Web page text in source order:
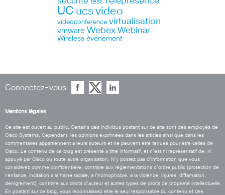
test
UC ucs video
videoconference virtualisation
vmware Webex Webinar
Wireless événement
Connectez-vous
Mentions légales
Ce site est ouvert au public. Certains des individus postant sur ce site sont des employés de
Cisco Systems. Cependant, les opinions exprimées dans les articles ainsi que dans les
commentaires appartiennent a leurs auteurs et ne peuvent etre tenues pour etre celles de
Cisco. Le contenu de ce blog est présenté a titre informatif, et n’est ni représentatif de, ni
appuyé par Cisco ou toute autre organisation. N’y postez pas d’information que vous
considérez comme confidentielle, contraire aux réglementations d’ordre public (protection de
l’enfance, incitation a la haine raciale, a l’homophobie, a la violence, injures, diffamation,
dénigrement), contraire aux droits d’auteur et autres types de droits de propriété intellectuelle.
En postant sur ce blog, vous reconnaissez etre le seul responsable du contenu et des